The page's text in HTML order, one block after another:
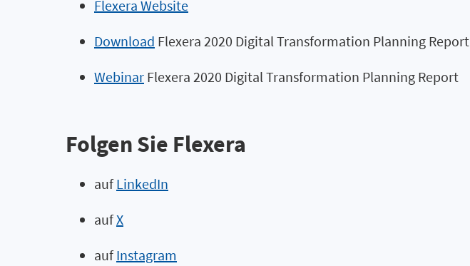
Flexera Website
Download Flexera 2020 Digital Transformation Planning Report
Webinar Flexera 2020 Digital Transformation Planning Report
Folgen Sie Flexera
aufLinkedIn
aufX
aufInstagram